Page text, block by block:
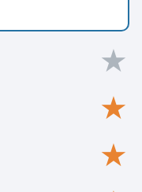
★
★
★